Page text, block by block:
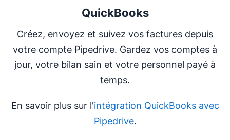
QuickBooks
Créez, envoyez et suivez vos factures depuis
votre compte Pipedrive. Gardez vos comptes à
jour, votre bilan sain et votre personnel payé à
temps.
En savoir plus sur l'intégration QuickBooks avec
Pipedrive.